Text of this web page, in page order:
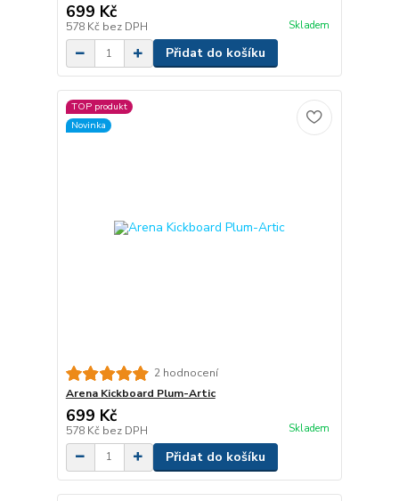
699 Kč
578 Kč bez DPH Skladem
Přidat do košíku
TOP produkt
Novinka
2 hodnocení
Arena Kickboard Plum-Artic
699 Kč
578 Kč bez DPH Skladem
Přidat do košíku